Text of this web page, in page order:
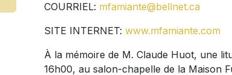
COURRIEL: mfamiante@bellnet.ca
SITE INTERNET: www.mfamiante.com
À la mémoire de M. Claude Huot, une
16h00, au salon-chapelle de la Maison